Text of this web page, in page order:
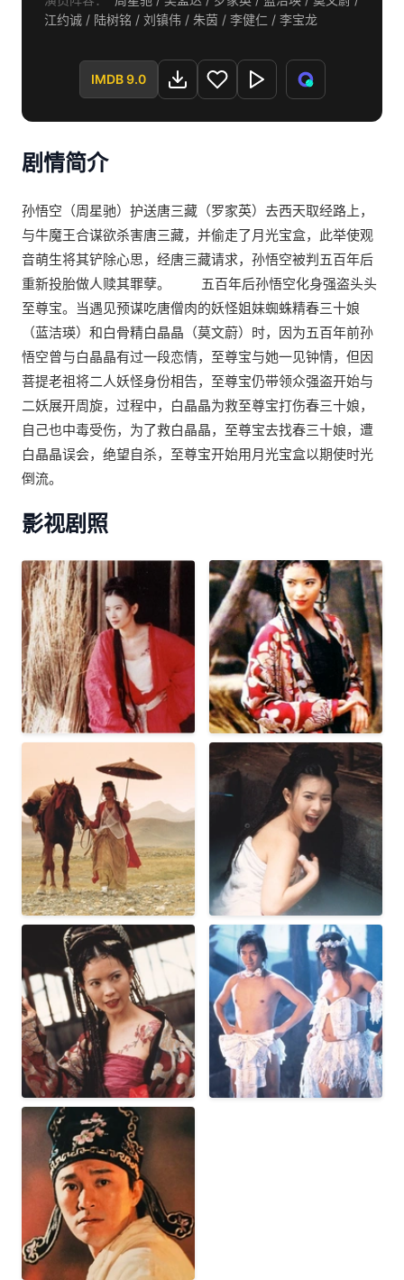
江约诚 / 陆树铭 / 刘镇伟 / 朱茵 / 李健仁 / 李宝龙
IMDB 9.0
剧情简介
孙悟空（周星驰）护送唐三藏（罗家英）去西天取经路上，
与牛魔王合谋欲杀害唐三藏，并偷走了月光宝盒，此举使观
音萌生将其铲除心思，经唐三藏请求，孙悟空被判五百年后
重新投胎做人赎其罪孽。 五百年后孙悟空化身强盗头头
至尊宝。当遇见预谋吃唐僧肉的妖怪姐妹蜘蛛精春三十娘
（蓝洁瑛）和白骨精白晶晶（莫文蔚）时，因为五百年前孙
悟空曾与白晶晶有过一段恋情，至尊宝与她一见钟情，但因
菩提老祖将二人妖怪身份相告，至尊宝仍带领众强盗开始与
二妖展开周旋，过程中，白晶晶为救至尊宝打伤春三十娘，
自己也中毒受伤，为了救白晶晶，至尊宝去找春三十娘，遭
白晶晶误会，绝望自杀，至尊宝开始用月光宝盒以期使时光
倒流。
影视剧照